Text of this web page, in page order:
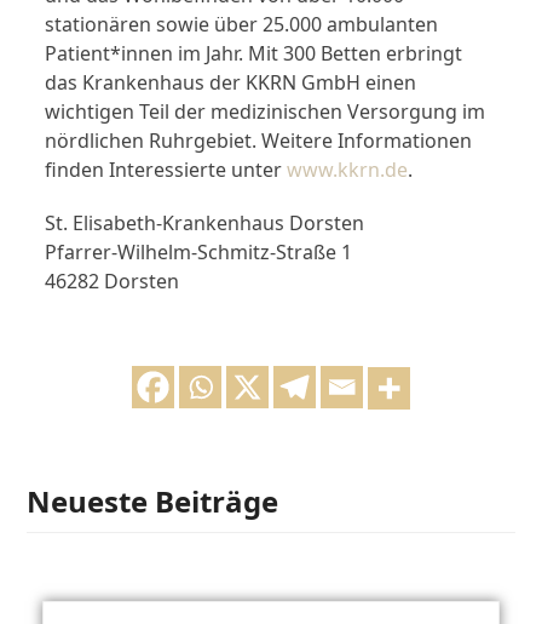
stationären sowie über 25.000 ambulanten
Patient*innen im Jahr. Mit 300 Betten erbringt
das Krankenhaus der KKRN GmbH einen
wichtigen Teil der medizinischen Versorgung im
nördlichen Ruhrgebiet. Weitere Informationen
finden Interessierte unterwww.kkrn.de.
St. Elisabeth-Krankenhaus Dorsten
Pfarrer-Wilhelm-Schmitz-Straße 1
46282 Dorsten
Neueste Beiträge